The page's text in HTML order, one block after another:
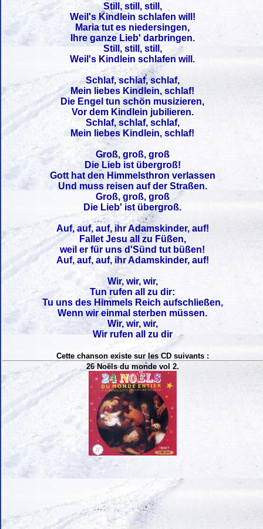
Still, still, still,
Weil's Kindlein schlafen will!
Maria tut es niedersingen,
Ihre ganze Lieb' darbringen.
Still, still, still,
Weil's Kindlein schlafen will.
Schlaf, schlaf, schlaf,
Mein liebes Kindlein, schlaf!
Die Engel tun schön musizieren,
Vor dem Kindlein jubilieren.
Schlaf, schlaf, schlaf,
Mein liebes Kindlein, schlaf!
Groß, groß, groß
Die Lieb ist übergroß!
Gott hat den Himmelsthron verlassen
Und muss reisen auf der Straßen.
Groß, groß, groß
Die Lieb' ist übergroß.
Auf, auf, auf, ihr Adamskinder, auf!
Fallet Jesu all zu Füßen,
weil er für uns d'Sünd tut büßen!
Auf, auf, auf, ihr Adamskinder, auf!
Wir, wir, wir,
Tun rufen all zu dir:
Tu uns des Himmels Reich aufschließen,
Wenn wir einmal sterben müssen.
Wir, wir, wir,
Wir rufen all zu dir
Cette chanson existe sur les CD suivants :
26 Noëls du monde vol 2.